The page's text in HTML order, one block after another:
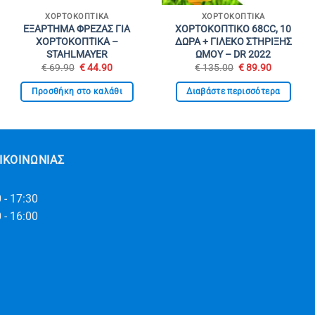
ΧΟΡΤΟΚΟΠΤΙΚΆ
ΕΞΑΡΤΗΜΑ ΦΡΕΖΑΣ ΓΙΑ
ΧΟΡΤΟΚΟΠΤΙΚΑ –
STAHLMAYER
€69.90 Original
was:
€ 69.90.
€44.90Η
τιμή
είναι:
Προσθήκη στο καλάθι
ΧΟΡΤΟΚΟΠΤΙΚΆ
ΧΟΡΤΟΚΟΠΤΙΚΟ 68CC, 10
ΔΩΡΑ + ΓΙΛΕΚΟ ΣΤΗΡΙΞΗΣ
ΩΜΟΥ – DR 2022
€135.00 Original
was:
€ 135.00.
€89.90Η
τιμή
είναι:
Διαβάστε περισσότερα
- 17:30
- 16:00